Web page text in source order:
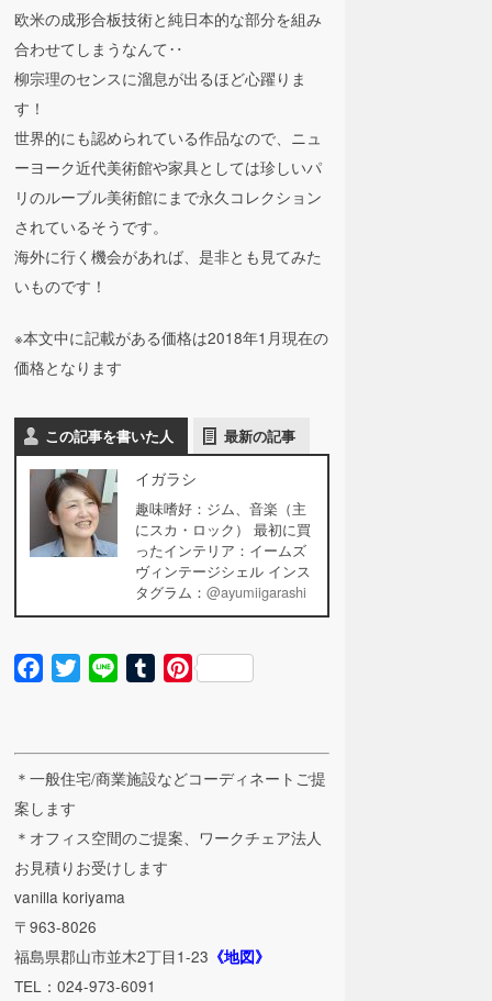
欧米の成形合板技術と純日本的な部分を組み
合わせてしまうなんて‥
柳宗理のセンスに溜息が出るほど心躍りま
す！
世界的にも認められている作品なので、ニュ
ーヨーク近代美術館や家具としては珍しいパ
リのルーブル美術館にまで永久コレクション
されているそうです。
海外に行く機会があれば、是非とも見てみた
いものです！
※本文中に記載がある価格は2018年1月現在の
価格となります
この記事を書いた人 最新の記事
イガラシ
趣味嗜好：ジム、音楽（主
にスカ・ロック） 最初に買
ったインテリア：イームズ
ヴィンテージシェル インス
タグラム：@ayumiigarashi
Facebook
Twitter Line TumblrPinterest
＊一般住宅/商業施設などコーディネートご提
案します
＊オフィス空間のご提案、ワークチェア法人
お見積りお受けします
vanilla koriyama
〒963-8026
福島県郡山市並木2丁目1-23 《地図》
TEL：024-973-6091